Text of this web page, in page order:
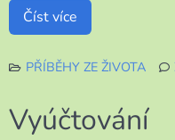
Číst více
PŘÍBĚHY ZE ŽIVOTA
Vyúčtování